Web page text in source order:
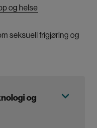
og helse
seksuell frigjøring og
og